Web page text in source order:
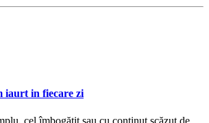
iaurt in fiecare zi
cel îmbogățit sau cu conținut scăzut de